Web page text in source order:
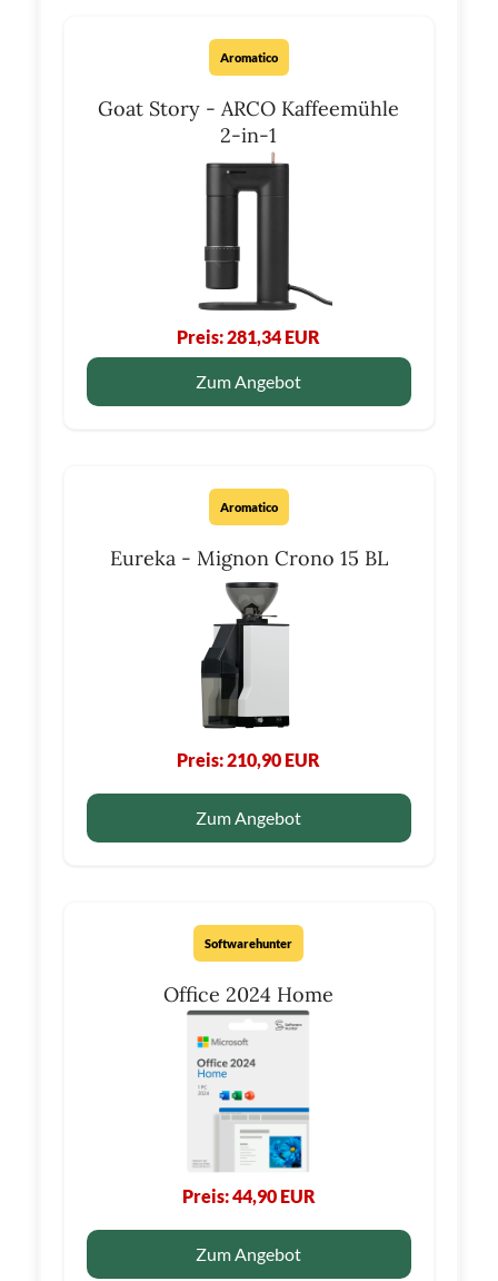
Aromatico
Goat Story - ARCO Kaffeemühle
2-in-1
Preis: 281,34 EUR
Zum Angebot
Aromatico
Eureka - Mignon Crono 15 BL
Preis: 210,90 EUR
Zum Angebot
Softwarehunter
Office 2024 Home
Preis: 44,90 EUR
Zum Angebot